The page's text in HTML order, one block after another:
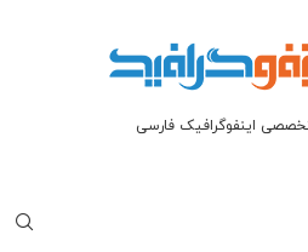
اینفوگرافیک فارسی